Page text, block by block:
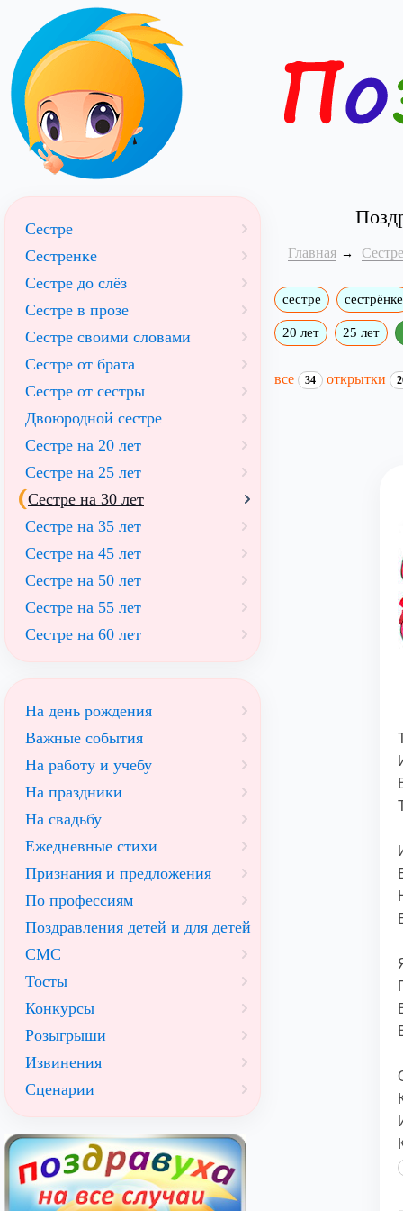
Главная Сестре
сестре сестрёнке
20 лет 25 лет
все 34 открытки
Сестре
Сестренке
Сестре до слёз
Сестре в прозе
Сестре своими словами
Сестре от брата
Сестре от сестры
Двоюродной сестре
Сестре на 20 лет
Сестре на 25 лет
Сестре на 30 лет
Сестре на 35 лет
Сестре на 45 лет
Сестре на 50 лет
Сестре на 55 лет
Сестре на 60 лет
На день рождения
Важные события
На работу и учебу
На праздники
На свадьбу
Ежедневные стихи
Признания и предложения
По профессиям
Поздравления детей и для детей
СМС
Тосты
Конкурсы
Розыгрыши
Извинения
Сценарии